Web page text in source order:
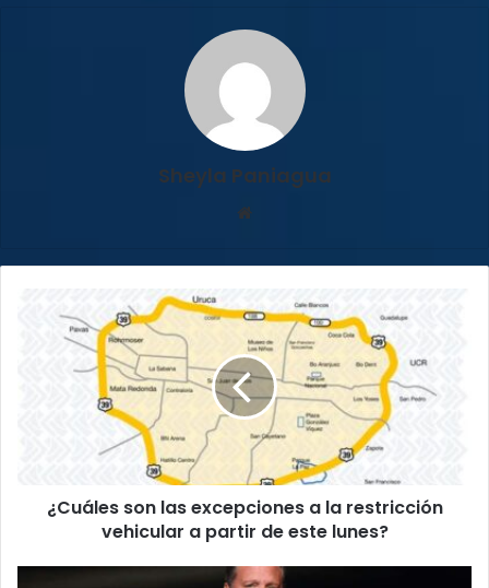
Sheyla Paniagua
excepciones
partir¿Cuáles son las excepciones a la restricción
vehicular a partir de este lunes?